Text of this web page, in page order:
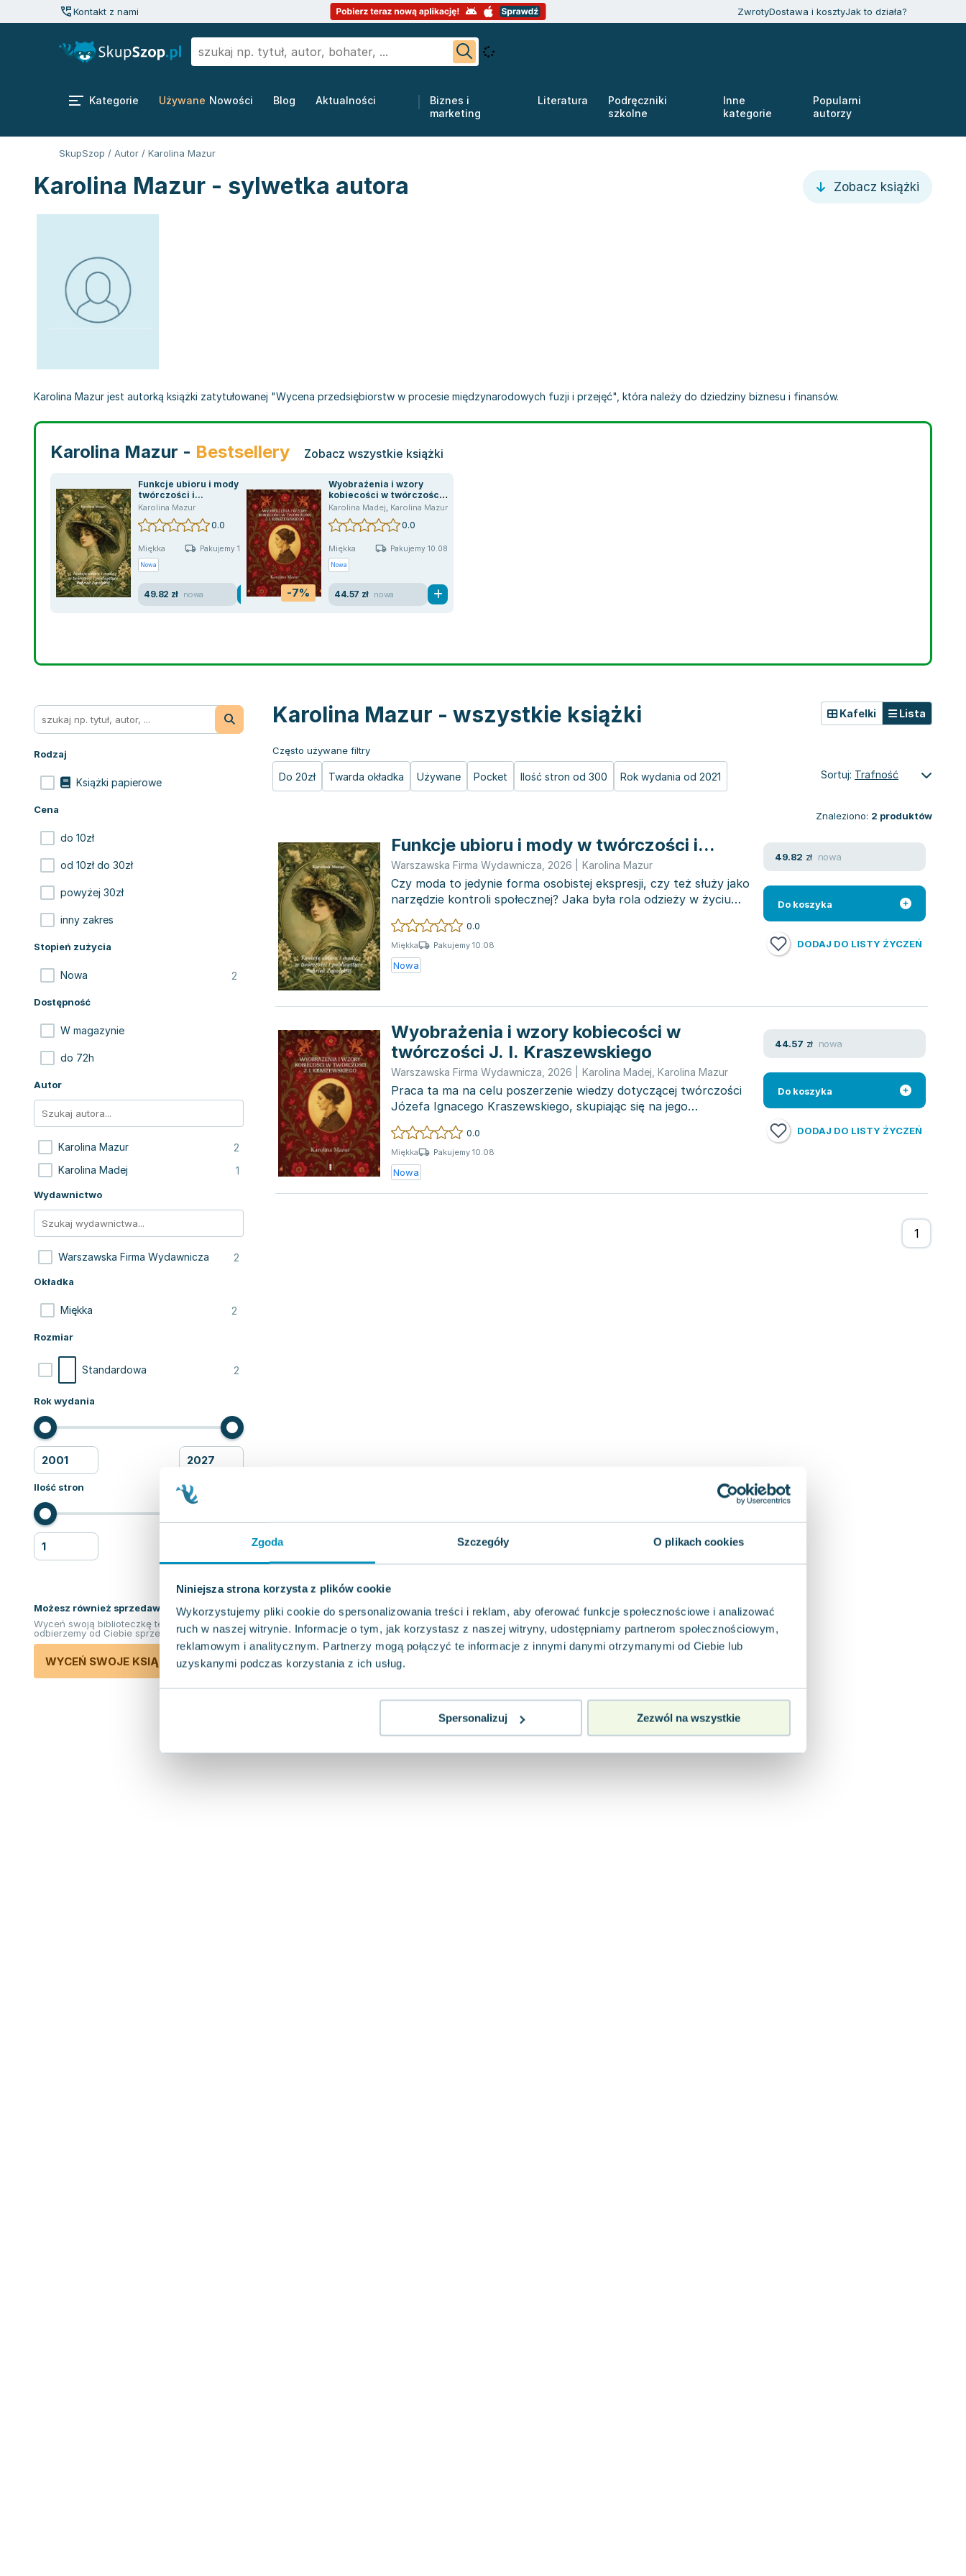
Zgoda Szczegóły O plikach cookies
Niniejsza strona korzysta z plików cookie
Wykorzystujemy pliki cookie do spersonalizowania treści i reklam, aby oferować funkcje społecznościowe i analizować
ruch w naszej witrynie. Informacje o tym, jak korzystasz z naszej witryny, udostępniamy partnerom społecznościowym,
reklamowym i analitycznym. Partnerzy mogą połączyć te informacje z innymi danymi otrzymanymi od Ciebie lub
uzyskanymi podczas korzystania z ich usług.
Spersonalizuj Zezwól na wszystkie
Kontakt z nami ZwrotyDostawa i kosztyJak to działa?
Kategorie Używane Nowości Blog Aktualności
Biznes i
marketing
Literatura
Podręczniki
szkolne
Inne
kategorie
Popularni
autorzy
SkupSzop / Autor / Karolina Mazur
Karolina Mazur - sylwetka autora Zobacz książki
Karolina Mazur jest autorką książki zatytułowanej "Wycena przedsiębiorstw w procesie międzynarodowych fuzji i przejęć", która należy do dziedziny biznesu i finansów.
Karolina Mazur - Bestsellery Zobacz wszystkie książki
Funkcje ubioru i mody w
twórczości i...
Karolina Mazur
0.0
Miękka Pakujemy 10.08
Nowa
49.82 zł nowa -7%
Wyobrażenia i wzory
kobiecości w twórczości
J. I. Kraszewskiego
Karolina Madej, Karolina Mazur
0.0
Miękka Pakujemy 10.08
Nowa
44.57 zł nowa
Rodzaj
Książki papierowe
Cena
do 10zł
od 10zł do 30zł
powyżej 30zł
inny zakres
Stopień zużycia
Nowa 2
Dostępność
W magazynie
do 72h
Autor
Karolina Mazur 2
Karolina Madej 1
Wydawnictwo
Warszawska Firma Wydawnicza 2
Okładka
Miękka 2
Rozmiar
Standardowa 2
Rok wydania
Ilość stron
Możesz również sprzedawać ksiązki!
Wyceń swoją biblioteczkę teraz. Odkupimy i
odbierzemy od Ciebie sprzedane książki.
WYCEŃ SWOJE KSIĄŻKI
Karolina Mazur - wszystkie książki
Często używane filtry
Do 20zł Twarda okładka Używane Pocket Ilość stron od 300 Rok wydania od 2021
Kafelki Lista
Sortuj: Trafność
Znaleziono: 2 produktów
Funkcje ubioru i mody w twórczości i...
Warszawska Firma Wydawnicza 2026 Karolina Mazur
Czy moda to jedynie forma osobistej ekspresji, czy też służy jako
narzędzie kontroli społecznej? Jaka była rola odzieży w życiu
ko...
0.0
Miękka Pakujemy 10.08
Nowa
49.82 zł nowa
Do koszyka
DODAJ DO LISTY ŻYCZEŃ
Wyobrażenia i wzory kobiecości w
twórczości J. I. Kraszewskiego
Warszawska Firma Wydawnicza 2026 Karolina Madej Karolina Mazur
Praca ta ma na celu poszerzenie wiedzy dotyczącej twórczości
Józefa Ignacego Kraszewskiego, skupiając się na jego
wyjątkowych port...
0.0
Miękka Pakujemy 10.08
Nowa
44.57 zł nowa
Do koszyka
DODAJ DO LISTY ŻYCZEŃ